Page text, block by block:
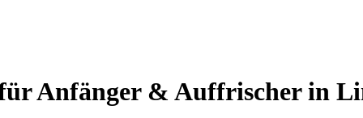
Anfänger & Auffrischer in